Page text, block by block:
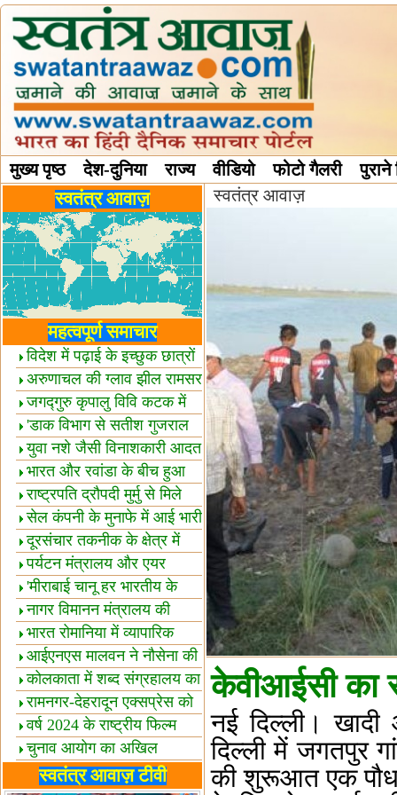
मुख्य पृष्ठ देश-दुनिया राज्य वीडियो फोटो गैलरी
विविध स्तंभस्वतंत्र आवाज़
महत्वपूर्ण समाचार
विदेश में पढ़ाई के इच्छुक छात्रों
केलिए खुशखबरी!
अरुणाचल की ग्लाव झील रामसर
स्थल घोषित
जगद्गुरु कृपालु विवि कटक में
शैक्षिक सत्र शुरू
'डाक विभाग से सतीश गुजराल
का रिश्ता गहरा'
युवा नशे जैसी विनाशकारी आदत
से दूर रहें-मोदी
भारत और रवांडा के बीच हुआ
व्यापार विस्तार
राष्ट्रपति द्रौपदी मुर्मु से मिले
बस्तर के प्रतिनिधि
सेल कंपनी के मुनाफे में आई भारी
उछाल!
दूरसंचार तकनीक के क्षेत्र में
उत्कृष्टता पुरस्कार
पर्यटन मंत्रालय और एयर
इंडिया में समझौता
'मीराबाई चानू हर भारतीय के
लिए प्रेरणा'
नागर विमानन मंत्रालय की
यात्रियों को सलाह
भारत रोमानिया में व्यापारिक
साझेदारियां
आईएनएस मालवन ने नौसेना की
ताकत बढ़ाई
कोलकाता में शब्द संग्रहालय का
उद्घाटन
रामनगर-देहरादून एक्सप्रेस को
हरी झंडी
वर्ष 2024 के राष्ट्रीय फिल्म
पुरस्कारों की घोषणा
चुनाव आयोग का अखिल
भारतीय मीडिया सम्मेलन
भारत में केवड़े का अस्तित्‍व 24
स्वतंत्र आवाज़ टीवी
स्वतंत्र आवाज़
केवीआईसी का
नई दिल्ली।
दिल्ली में जगतपुर
की शुरूआत एक